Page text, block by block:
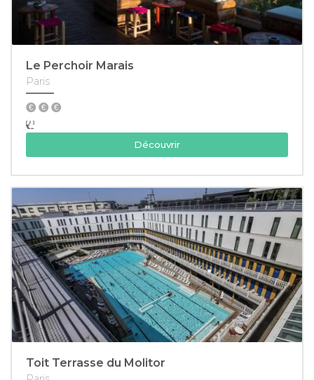
Le Perchoir Marais
Paris
Découvrir
Toit Terrasse du Molitor